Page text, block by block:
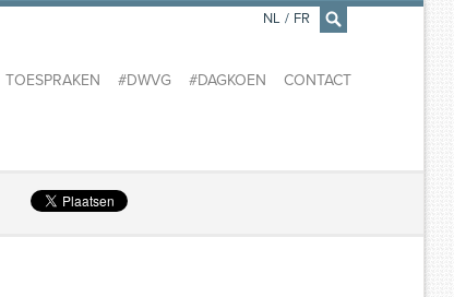
×
TOESPRAKEN #DWVG #DAGKOEN CONTACT
NL / FR